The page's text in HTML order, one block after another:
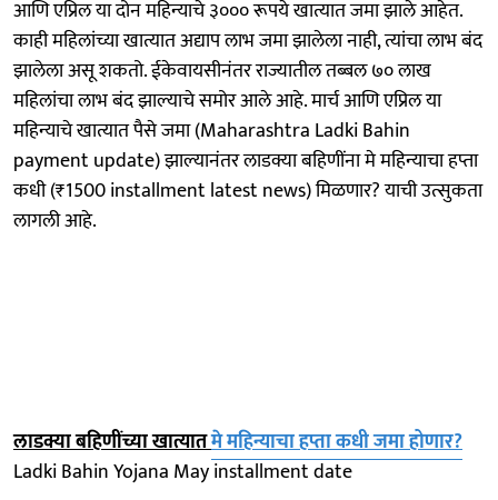
आणि एप्रिल या दोन महिन्याचे ३००० रूपये खात्यात जमा झाले आहेत.
काही महिलांच्या खात्यात अद्याप लाभ जमा झालेला नाही, त्यांचा लाभ बंद
झालेला असू शकतो. ईकेवायसीनंतर राज्यातील तब्बल ७० लाख
महिलांचा लाभ बंद झाल्याचे समोर आले आहे. मार्च आणि एप्रिल या
महिन्याचे खात्यात पैसे जमा (Maharashtra Ladki Bahin
payment update) झाल्यानंतर लाडक्या बहि‍णींना मे महिन्याचा हप्ता
कधी (₹1500 installment latest news) मिळणार? याची उत्सुकता
लागली आहे.
लाडक्या बहि‍णींच्या खात्यातमे महिन्याचा हप्ता कधी जमा होणार?
Ladki Bahin Yojana May installment date